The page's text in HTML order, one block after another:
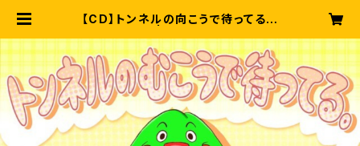
【CD】トンネルの向こうで待ってる。(